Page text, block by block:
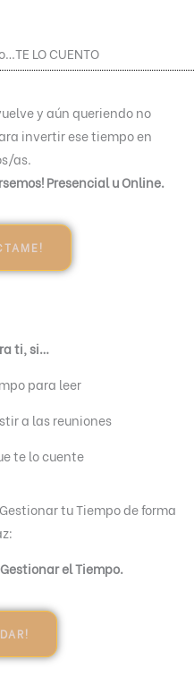
LO CUENTO
y aún queriendo no
invertir ese tiempo en
as.
Presencial u Online.
ti, si…
para leer
a las reuniones
te lo cuente
tu Tiempo de forma
el Tiempo.